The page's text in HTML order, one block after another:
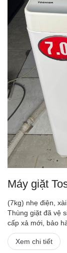
Máy giặt
(7kg) nhẹ điện,
Thùng giặt đã vệ
cấp xả mới, bảo
Xem chi tiết